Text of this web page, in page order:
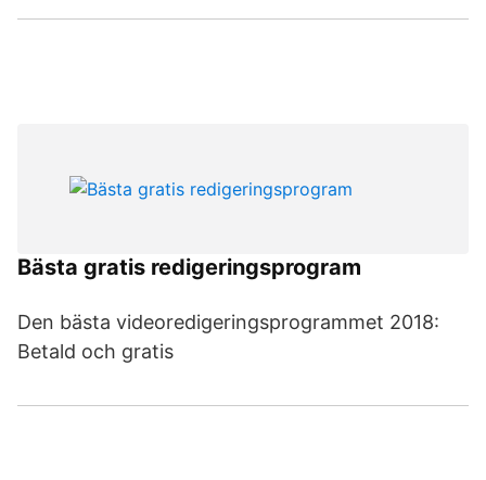
Bästa gratis redigeringsprogram
Den bästa videoredigeringsprogrammet 2018:
Betald och gratis